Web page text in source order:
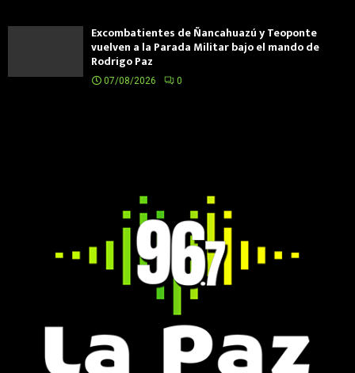
Excombatientes de Ñancahuazú y Teoponte
vuelven a la Parada Militar bajo el mando de
Rodrigo Paz
07/08/2026 0